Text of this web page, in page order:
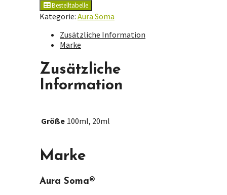
Bestelltabelle
Kategorie: Aura Soma
Zusätzliche Information
Marke
Zusätzliche
Information
Größe 100ml, 20ml
Marke
Aura Soma®